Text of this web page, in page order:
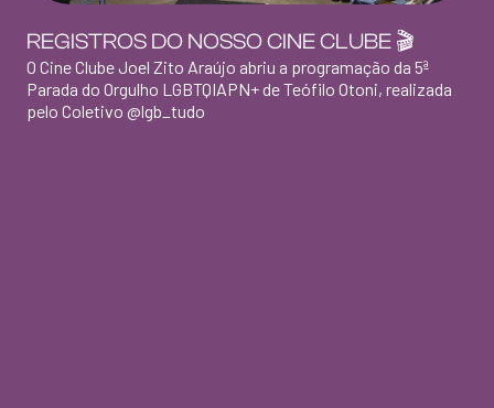
REGISTROS DO NOSSO CINE CLUBE 🎬
O Cine Clube Joel Zito Araújo abriu a programação da 5ª
Parada do Orgulho LGBTQIAPN+ de Teófilo Otoni, realizada
pelo Coletivo @lgb_tudo